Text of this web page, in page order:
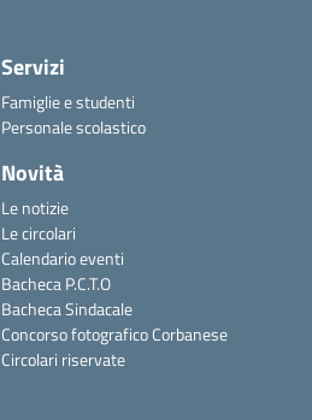
Servizi
Famiglie e studenti
Personale scolastico
Novità
Le notizie
Le circolari
Calendario eventi
Bacheca P.C.T.O
Bacheca Sindacale
Concorso fotografico Corbanese
Circolari riservate